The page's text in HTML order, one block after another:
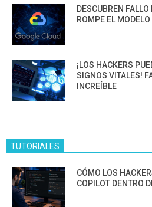
DESCUBREN
ROMPE EL
¡LOS HACKERS
SIGNOS VITALES!
INCREÍBLE
TUTORIALES
CÓMO LOS
COPILOT DENTRO